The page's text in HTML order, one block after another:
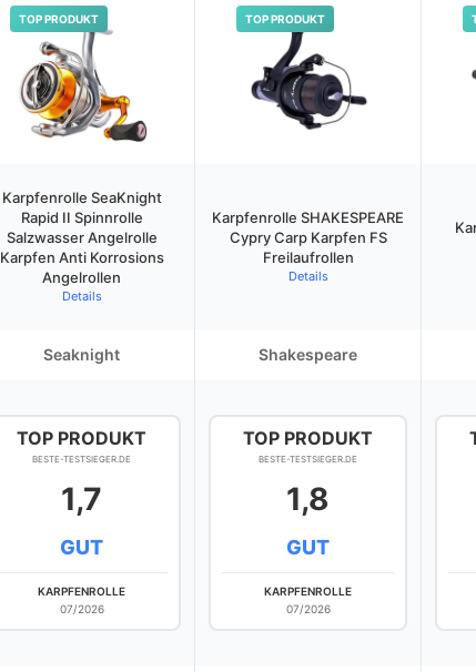
TOP PRODUKT TOP PRODUKT
Karpfenrolle SeaKnight
Rapid II Spinnrolle
Salzwasser Angelrolle
Karpfen Anti Korrosions
Angelrollen
Details
Karpfenrolle SHAKESPEARE
Cypry Carp Karpfen FS
Freilaufrollen
Details
Seaknight Shakespeare
TOP PRODUKT
BESTE-TESTSIEGER.DE
1,7
GUT
KARPFENROLLE
07/2026
TOP PRODUKT
BESTE-TESTSIEGER.DE
1,8
GUT
KARPFENROLLE
07/2026